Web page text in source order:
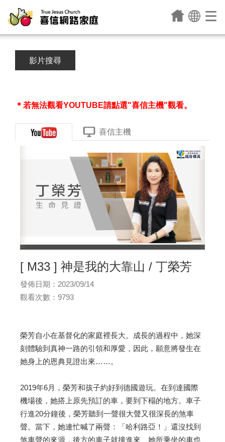
影片搜尋
＊若無法觀看YOUTUBE請點選"喜信主機"觀看。
喜信主機
[ M33 ] 神是我的大靠山 / 丁榮芳
發佈日期：2023/09/14
觀看次數：9793
榮芳自小在基督化的家庭裡長大。成長的過程中，她深
刻體驗到真神一路的引領和厚愛，因此，願意將發生在
她身上的恩典見證出來……。
2019年6月，榮芳和孩子約好到德國遊玩。在到達國際
機場後，她搭上原先預訂的車，要到下榻的地方。車子
行進20分鐘後，榮芳聽到一聲很大聲又很深長的煞車
聲。當下，她連忙喊了兩聲：「哈利路亞！」還沒找到
煞車聲的來源，後方的車子就撞進來、她所乘坐的車也